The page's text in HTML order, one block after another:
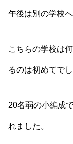
午後は別の学校
こちらの学校は
るのは初めてでし
20名弱の小編成
れました。